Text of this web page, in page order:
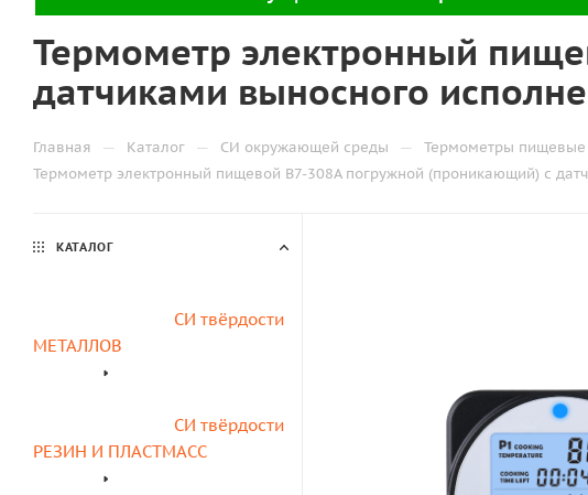
Термометр электронный
датчиками выносного
Главная — Каталог — СИ окружающей среды — Термометры пищевые
Термометр электронный пищевой В7-308А погружной (проникающий) с
КАТАЛОГ
СИ твёрдости
МЕТАЛЛОВ
СИ твёрдости
РЕЗИН И ПЛАСТМАСС